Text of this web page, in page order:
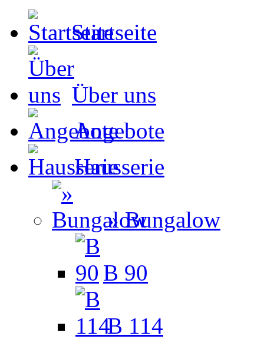
Startseite
Über uns
Angebote
Hausserie
» Bungalow
B 90
B 114